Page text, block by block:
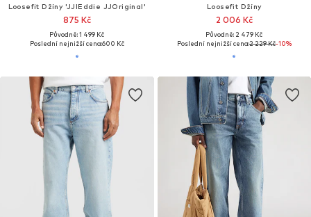
Loosefit Džíny 'JJIEddie JJOriginal'
875 Kč
Původně: 1 499 Kč
Poslední nejnižší cena:600 Kč
Loosefit Džíny
2 006 Kč
Původně: 2 479 Kč
Poslední nejnižší cena:2 229 Kč-10%